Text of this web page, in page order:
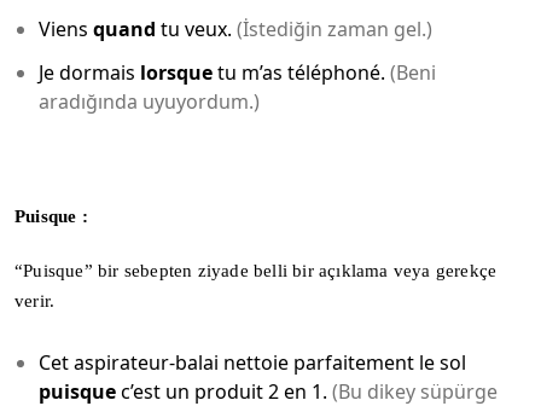
Viens quand tu veux. (İstediğin zaman gel.)
Je dormais lorsquetu m’as téléphoné. (Beni
aradığında uyuyordum.)
Puisque :
“Puisque” bir sebepten ziyade belli bir açıklama veya gerekçe
verir.
Cet aspirateur-balai nettoie parfaitement le sol
puisquec’est un produit 2 en 1. (Bu dikey süpürge